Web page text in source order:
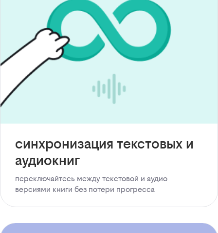
синхронизация текстовых и
аудиокниг
переключайтесь между текстовой и аудио
версиями книги без потери прогресса